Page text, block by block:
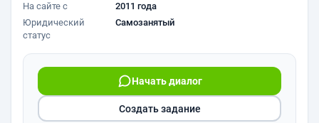
На сайте с
2011 года
Юридический
статус
Самозанятый
Начать диалог
Создать задание